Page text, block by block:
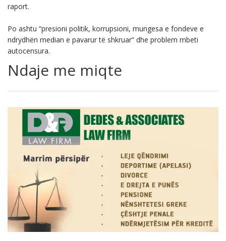
raport.
Po ashtu “presioni politik, korrupsioni, mungesa e fondeve e
ndrydhën median e pavarur të shkruar” dhe problem mbeti
autocensura.
Ndaje me miqte